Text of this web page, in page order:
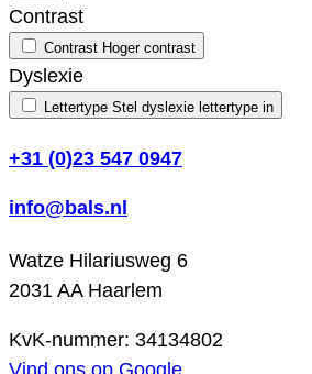
Contrast
Contrast Hoger contrast
Dyslexie
Lettertype Stel dyslexie lettertype in
+31 (0)23 547 0947
info@bals.nl
Watze Hilariusweg 6
2031 AA Haarlem
KvK-nummer: 34134802
Vind ons op Google